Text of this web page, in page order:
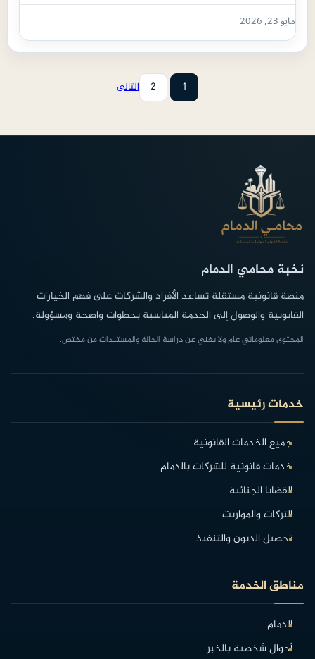
مايو 23, 2026
1
2 التالي
نخبة محامي الدمام
منصة قانونية مستقلة تساعد الأفراد والشركات على فهم الخيارات
القانونية والوصول إلى الخدمة المناسبة بخطوات واضحة ومسؤولة.
المحتوى معلوماتي عام ولا يغني عن دراسة الحالة والمستندات من مختص.
خدمات رئيسية
جميع الخدمات القانونية
خدمات قانونية للشركات بالدمام
القضايا الجنائية
التركات والمواريث
تحصيل الديون والتنفيذ
مناطق الخدمة
الدمام
أحوال شخصية بالخبر